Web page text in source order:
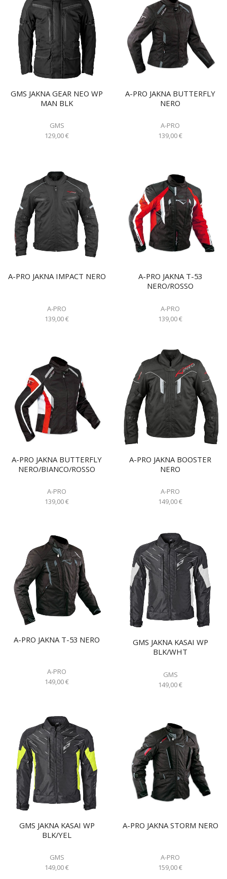
GMS JAKNA GEAR NEO WP
MAN BLK
GMS
129,00€
A-PRO JAKNA BUTTERFLY
NERO
A-PRO
139,00€
A-PRO JAKNA IMPACT NERO
A-PRO
139,00€
A-PRO JAKNA T-53
NERO/ROSSO
A-PRO
139,00€
A-PRO JAKNA BUTTERFLY
NERO/BIANCO/ROSSO
A-PRO
139,00€
A-PRO JAKNA BOOSTER
NERO
A-PRO
149,00€
A-PRO JAKNA T-53 NERO
A-PRO
149,00€
GMS JAKNA KASAI WP
BLK/WHT
GMS
149,00€
GMS JAKNA KASAI WP
BLK/YEL
GMS
149,00€
A-PRO JAKNA STORM NERO
A-PRO
159,00€